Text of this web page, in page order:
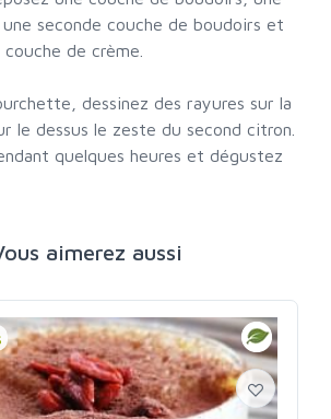
seconde couche de boudoirs et
de crème.
dessinez des rayures sur la
le dessus le zeste du second citron.
quelques heures et dégustez
aimerez aussi